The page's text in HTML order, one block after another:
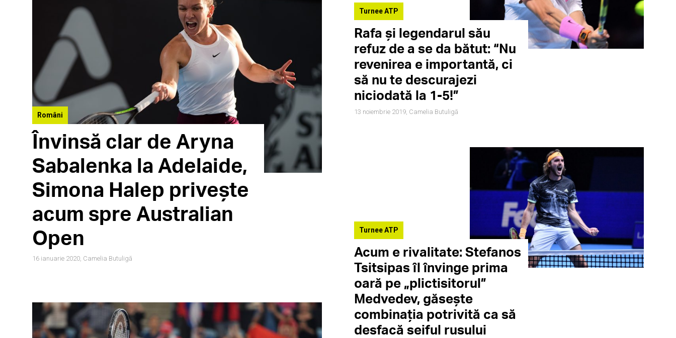
Români
Învinsă clar de Aryna
Sabalenka la Adelaide,
Simona Halep privește
acum spre Australian
Open
16 ianuarie 2020, Camelia Butuligă
Turnee ATP
Rafa și legendarul său
refuz de a se da bătut: “Nu
revenirea e importantă, ci
să nu te descurajezi
niciodată la 1-5!”
13 noiembrie 2019, Camelia Butuligă
Turnee ATP
Acum e rivalitate: Stefanos
Tsitsipas îl învinge prima
oară pe „plictisitorul”
Medvedev, găsește
combinația potrivită ca să
desfacă seiful rusului